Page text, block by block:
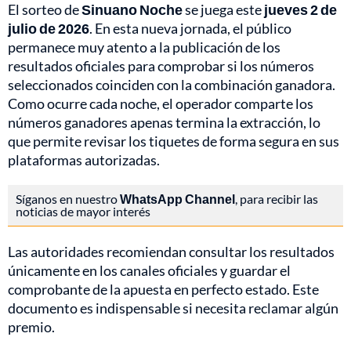
El sorteo deSinuano Nochese juega estejueves 2 de
julio de 2026. En esta nueva jornada, el público
permanece muy atento a la publicación de los
resultados oficiales para comprobar si los números
seleccionados coinciden con la combinación ganadora.
Como ocurre cada noche, el operador comparte los
números ganadores apenas termina la extracción, lo
que permite revisar los tiquetes de forma segura en sus
plataformas autorizadas.
Síganos en nuestroWhatsApp Channel, para recibir las
noticias de mayor interés
Las autoridades recomiendan consultar los resultados
únicamente en los canales oficiales y guardar el
comprobante de la apuesta en perfecto estado. Este
documento es indispensable si necesita reclamar algún
premio.